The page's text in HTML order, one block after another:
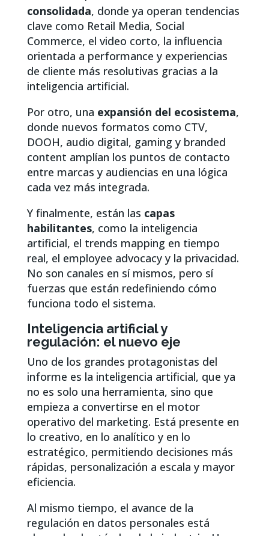
consolidada, donde ya operan tendencias
clave como Retail Media, Social
Commerce, el video corto, la influencia
orientada a performance y experiencias
de cliente más resolutivas gracias a la
inteligencia artificial.
Por otro, una expansión del ecosistema,
donde nuevos formatos como CTV,
DOOH, audio digital, gaming y branded
content amplían los puntos de contacto
entre marcas y audiencias en una lógica
cada vez más integrada.
Y finalmente, están las capas
habilitantes, como la inteligencia
artificial, el trends mapping en tiempo
real, el employee advocacy y la privacidad.
No son canales en sí mismos, pero sí
fuerzas que están redefiniendo cómo
funciona todo el sistema.
Inteligencia artificial y
regulación: el nuevo eje
Uno de los grandes protagonistas del
informe es la inteligencia artificial, que ya
no es solo una herramienta, sino que
empieza a convertirse en el motor
operativo del marketing. Está presente en
lo creativo, en lo analítico y en lo
estratégico, permitiendo decisiones más
rápidas, personalización a escala y mayor
eficiencia.
Al mismo tiempo, el avance de la
regulación en datos personales está